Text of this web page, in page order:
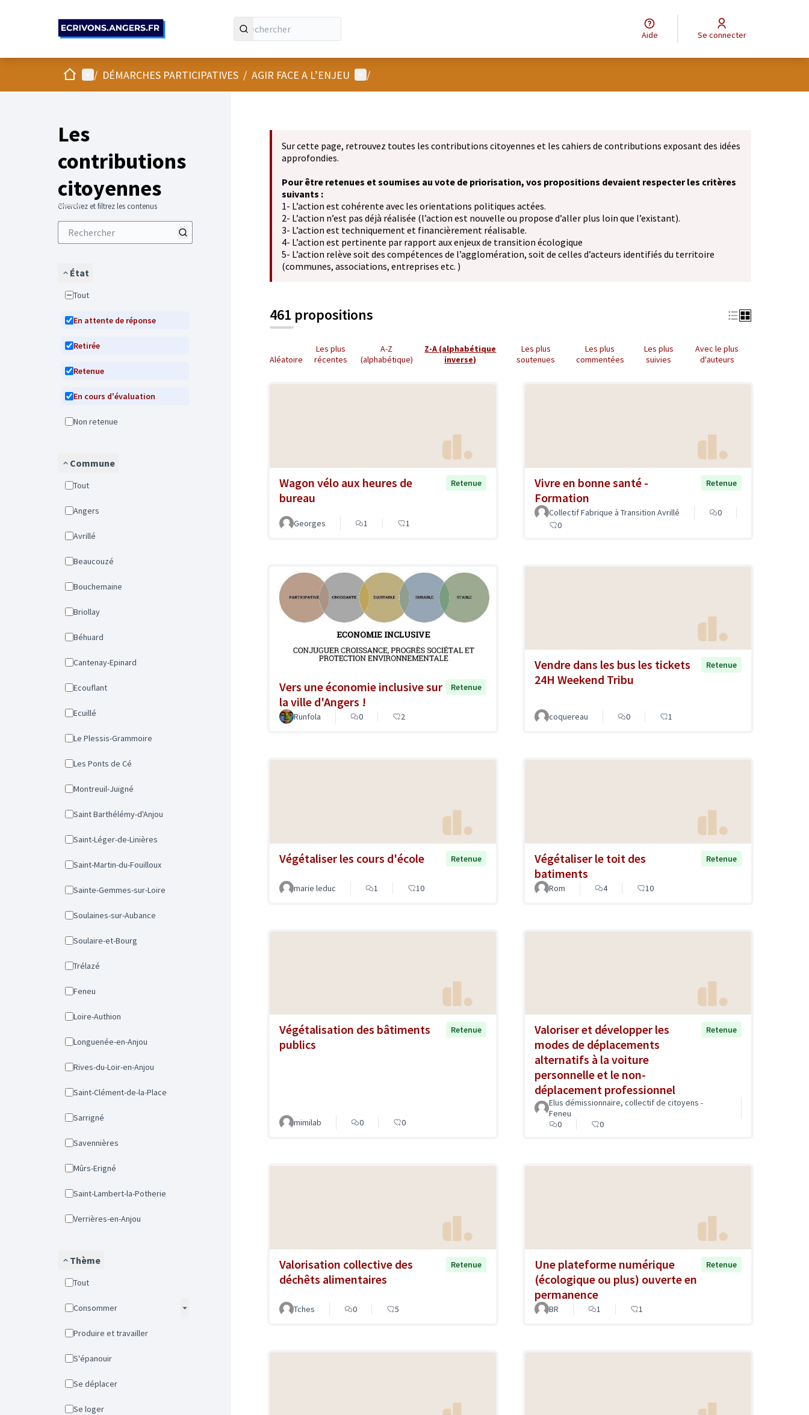
Aide Se connecter
AccueilMenu principal
/ DÉMARCHES PARTICIPATIVES / AGIR FACE A L’ENJEU Menu utilisateur
/
Les
contributions
citoyennes
Cherchez et filtrez les contenus
État
Tout
En attente de réponse
Retirée
Retenue
En cours d'évaluation
Non retenue
Commune
Tout
Angers
Avrillé
Beaucouzé
Bouchemaine
Briollay
Béhuard
Cantenay-Epinard
Ecouflant
Ecuillé
Le Plessis-Grammoire
Les Ponts de Cé
Montreuil-Juigné
Saint Barthélémy-d'Anjou
Saint-Léger-de-Linières
Saint-Martin-du-Fouilloux
Sainte-Gemmes-sur-Loire
Soulaines-sur-Aubance
Soulaire-et-Bourg
Trélazé
Feneu
Loire-Authion
Longuenée-en-Anjou
Rives-du-Loir-en-Anjou
Saint-Clément-de-la-Place
Sarrigné
Savennières
Mûrs-Erigné
Saint-Lambert-la-Potherie
Verrières-en-Anjou
Thème
Tout
Consommer
Produire et travailler
S'épanouir
Se déplacer
Se loger
Sur cette page, retrouvez toutes les contributions citoyennes et les cahiers de contributions exposant des idées
approfondies.
Pour être retenues et soumises au vote de priorisation, vos propositions devaient respecter les critères
suivants :
1- L’action est cohérente avec les orientations politiques actées.
2- L’action n’est pas déjà réalisée (l’action est nouvelle ou propose d’aller plus loin que l’existant).
3- L’action est techniquement et financièrement réalisable.
4- L’action est pertinente par rapport aux enjeux de transition écologique
5- L’action relève soit des compétences de l’agglomération, soit de celles d’acteurs identifiés du territoire
(communes, associations, entreprises etc. )
461 propositions
Aléatoire
Les plus
récentes
A-Z
(alphabétique)
Z-A (alphabétique
inverse)
Les plus
soutenues
Les plus
commentées
Les plus
suivies
Avec le plus
d'auteurs
Wagon vélo aux heures de
bureau
Retenue
Georges 1 1
Vivre en bonne santé -
Formation
Retenue
Collectif Fabrique à Transition Avrillé
0
0
Vers une économie inclusive sur
la ville d'Angers !
Retenue
Runfola 0 2
Vendre dans les bus les tickets
24H Weekend Tribu
Retenue
coquereau 0 1
Végétaliser les cours d'école Retenue
marie leduc 1 10
Végétaliser le toit des
batiments
Retenue
Rom 4 10
Végétalisation des bâtiments
publics
Retenue
mimilab 0 0
Valoriser et développer les
modes de déplacements
alternatifs à la voiture
personnelle et le non-
déplacement professionnel
Retenue
Elus démissionnaire, collectif de citoyens -
Feneu
0
0
Valorisation collective des
déchêts alimentaires
Retenue
Tches 0 5
Une plateforme numérique
(écologique ou plus) ouverte en
permanence
Retenue
BR 1 1